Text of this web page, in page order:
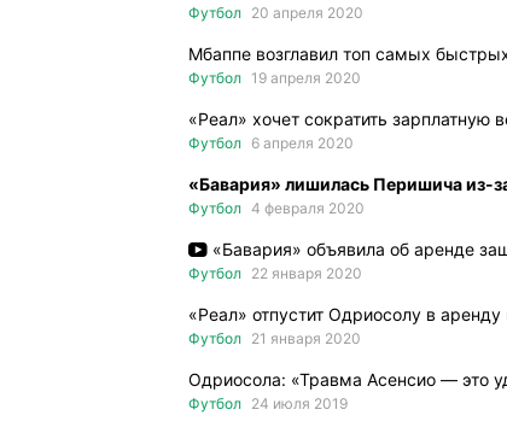
Футбол 20 апреля 2020
Мбаппе возглавил топ самых
Футбол 19 апреля 2020
«Реал» хочет сократить зарплатную
Футбол 6 апреля 2020
«Бавария» лишилась Перишича из-
Футбол 4 февраля 2020
«Бавария» объявила об аренде
Футбол 22 января 2020
«Реал» отпустит Одриосолу в
Футбол 21 января 2020
Одриосола: «Травма Асенсио — это
Футбол 24 июля 2019